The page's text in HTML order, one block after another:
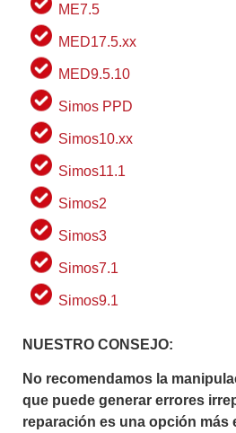
ME7.5
MED17.5.xx
MED9.5.10
Simos PPD
Simos10.xx
Simos11.1
Simos2
Simos3
Simos7.1
Simos9.1
NUESTRO CONSEJO:
No recomendamos la
que puede generar errores
reparación es una opción más